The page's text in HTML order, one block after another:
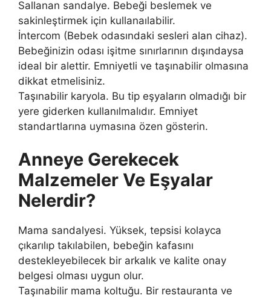
Sallanan sandalye. Bebeği beslemek ve
sakinleştirmek için kullanaılabilir.
İntercom (Bebek odasındaki sesleri alan cihaz).
Bebeğinizin odası işitme sınırlarının dışındaysa
ideal bir alettir. Emniyetli ve taşınabilir olmasına
dikkat etmelisiniz.
Taşınabilir karyola. Bu tip eşyaların olmadığı bir
yere giderken kullanılmalıdır. Emniyet
standartlarına uymasına özen gösterin.
Anneye Gerekecek
Malzemeler Ve Eşyalar
Nelerdir?
Mama sandalyesi. Yüksek, tepsisi kolayca
çıkarılıp takılabilen, bebeğin kafasını
destekleyebilecek bir arkalık ve kalite onay
belgesi olması uygun olur.
Taşınabilir mama koltuğu. Bir restauranta ve